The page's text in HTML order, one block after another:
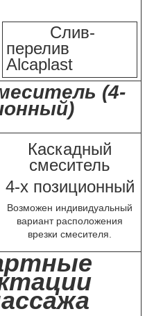
Слив-
перелив
Alcaplast
(4-
Каскадный
смеситель
4-х позиционный
Возможен индивидуальный
вариант расположения
врезки смесителя.